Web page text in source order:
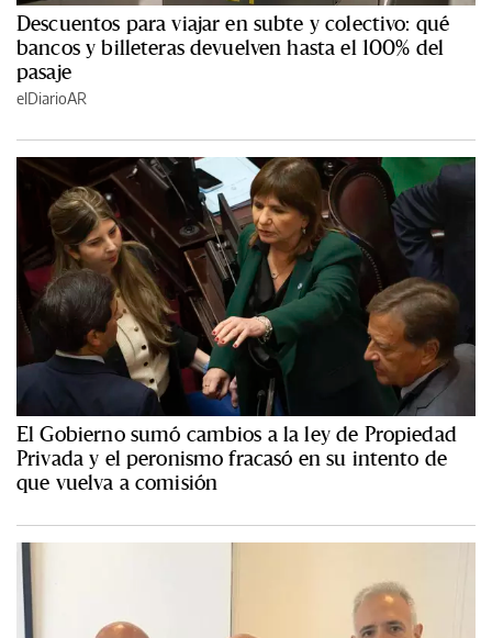
Descuentos para viajar en subte y colectivo: qué
bancos y billeteras devuelven hasta el 100% del
pasaje
elDiarioAR
El Gobierno sumó cambios a la ley de Propiedad
Privada y el peronismo fracasó en su intento de
que vuelva a comisión